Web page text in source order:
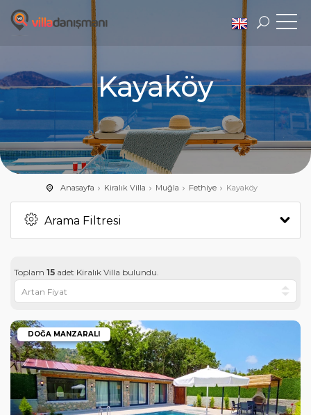
Kayaköy
Anasayfa Kiralık Villa Muğla Fethiye Kayaköy
Arama Filtresi
Toplam 15 adet Kiralık Villa bulundu.
DOĞA MANZARALI